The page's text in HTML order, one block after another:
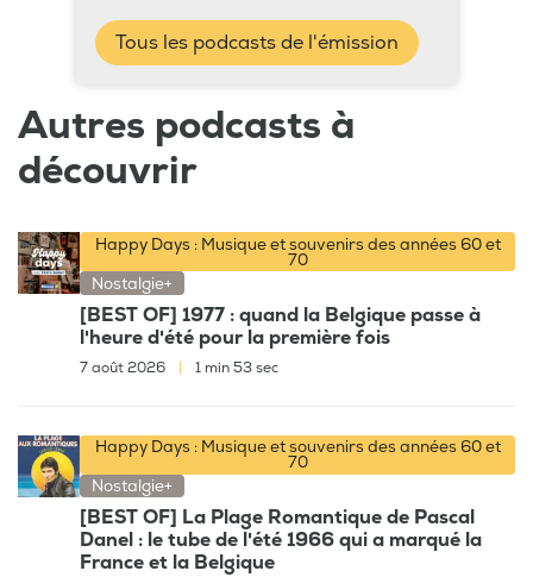
Tous les podcasts de l'émission
Autres podcasts à
découvrir
Happy Days : Musique et souvenirs des années 60 et
70
Nostalgie+
[BEST OF] 1977 : quand la Belgique passe à
l'heure d'été pour la première fois
7 août 2026 1 min 53 sec
Happy Days : Musique et souvenirs des années 60 et
70
Nostalgie+
[BEST OF] La Plage Romantique de Pascal
Danel : le tube de l'été 1966 qui a marqué la
France et la Belgique